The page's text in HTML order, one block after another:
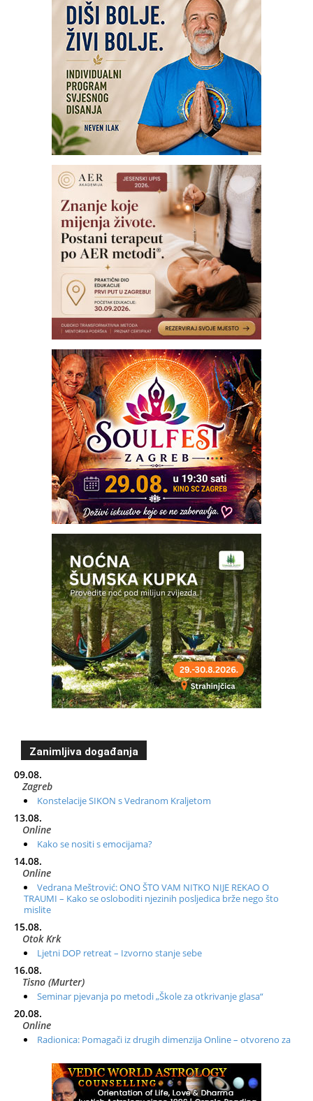
Zanimljiva događanja
09.08.
Zagreb
Konstelacije SIKON s Vedranom Kraljetom
13.08.
Online
Kako se nositi s emocijama?
14.08.
Online
Vedrana Meštrović: ONO ŠTO VAM NITKO NIJE REKAO O
TRAUMI – Kako se osloboditi njezinih posljedica brže nego što
mislite
15.08.
Otok Krk
Ljetni DOP retreat – Izvorno stanje sebe
16.08.
Tisno (Murter)
Seminar pjevanja po metodi „Škole za otkrivanje glasa“
20.08.
Online
Radionica: Pomagači iz drugih dimenzija Online – otvoreno za
Zagreb+Online
Osnovni ThetaHealing® tečaj, Zagreb i Online